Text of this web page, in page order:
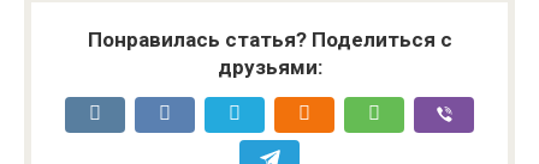
Понравилась статья? Поделиться с
друзьями: